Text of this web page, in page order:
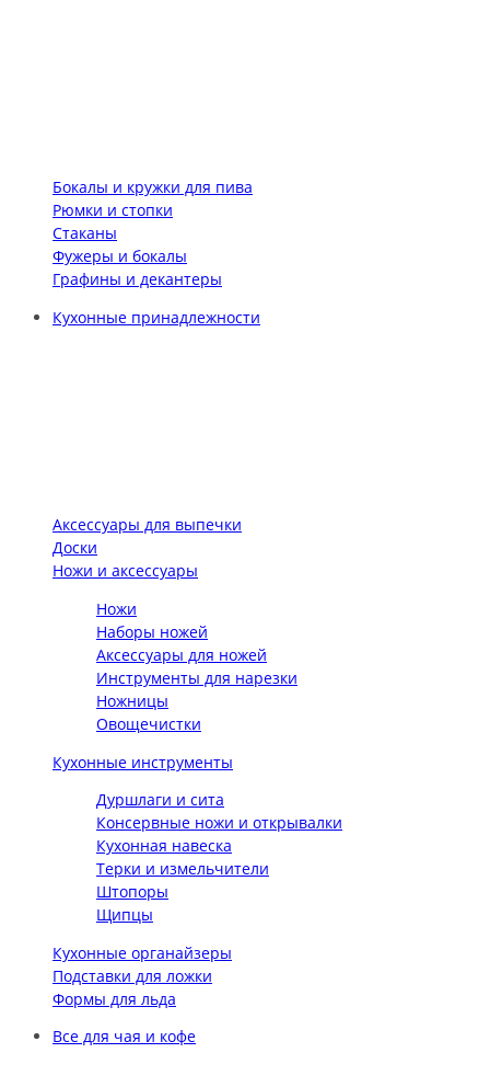
Бокалы и кружки для пива
Рюмки и стопки
Стаканы
Фужеры и бокалы
Графины и декантеры
Кухонные принадлежности
Аксессуары для выпечки
Доски
Ножи и аксессуары
Ножи
Наборы ножей
Аксессуары для ножей
Инструменты для нарезки
Ножницы
Овощечистки
Кухонные инструменты
Дуршлаги и сита
Консервные ножи и открывалки
Кухонная навеска
Терки и измельчители
Штопоры
Щипцы
Кухонные органайзеры
Подставки для ложки
Формы для льда
Все для чая и кофе